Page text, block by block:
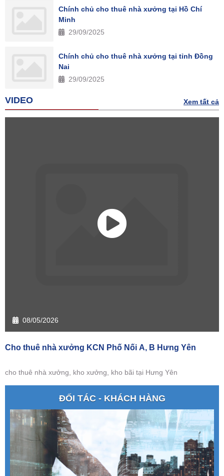
Chính chủ cho thuê nhà xưởng tại Hồ Chí
Minh
29/09/2025
Chính chủ cho thuê nhà xưởng tại tỉnh Đồng
Nai
29/09/2025
VIDEO Xem tất cả
08/05/2026
Cho thuê nhà xưởng KCN Phố Nối A, B Hưng Yên
cho thuê nhà xưởng, kho xưởng, kho bãi tại Hưng Yên
ĐỐI TÁC - KHÁCH HÀNG